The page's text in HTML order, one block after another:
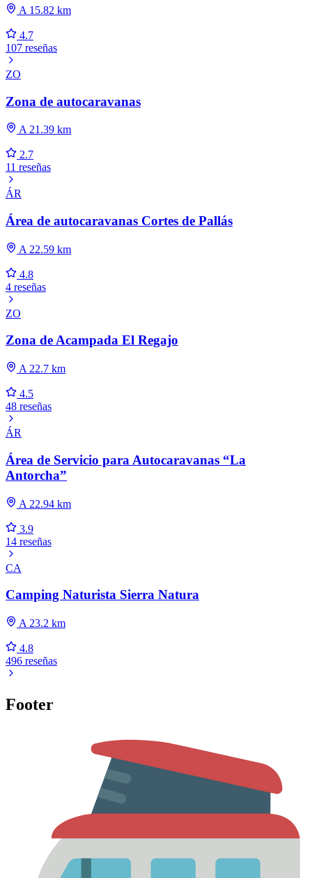
A 15.82 km
4.7
107 reseñas
ZO
Zona de autocaravanas
A 21.39 km
2.7
11 reseñas
ÁR
Área de autocaravanas Cortes de Pallás
A 22.59 km
4.8
4 reseñas
ZO
Zona de Acampada El Regajo
A 22.7 km
4.5
48 reseñas
ÁR
Área de Servicio para Autocaravanas “La
Antorcha”
A 22.94 km
3.9
14 reseñas
CA
Camping Naturista Sierra Natura
A 23.2 km
4.8
496 reseñas
Footer